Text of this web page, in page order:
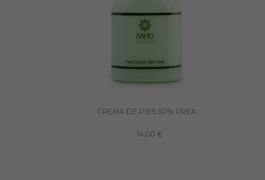
CREMA DE PIES 30% UREA
14,00 €